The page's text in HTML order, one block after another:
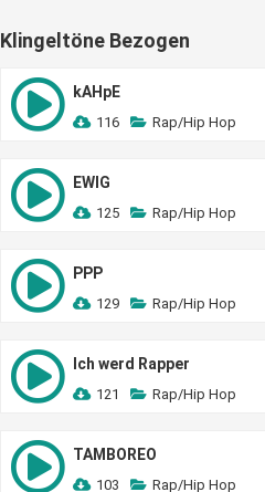
Klingeltöne Bezogen
kAHpE
116 Rap/Hip Hop
EWIG
125 Rap/Hip Hop
PPP
129 Rap/Hip Hop
Ich werd Rapper
121 Rap/Hip Hop
TAMBOREO
103 Rap/Hip Hop